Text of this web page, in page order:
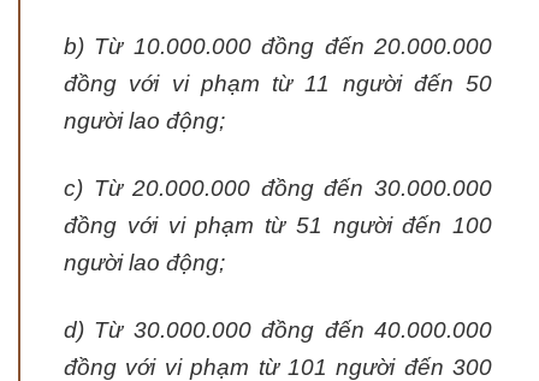
b) Từ 10.000.000 đồng đến 20.000.000
đồng với vi phạm từ 11 người đến 50
người lao động;
c) Từ 20.000.000 đồng đến 30.000.000
đồng với vi phạm từ 51 người đến 100
người lao động;
d) Từ 30.000.000 đồng đến 40.000.000
đồng với vi phạm từ 101 người đến 300